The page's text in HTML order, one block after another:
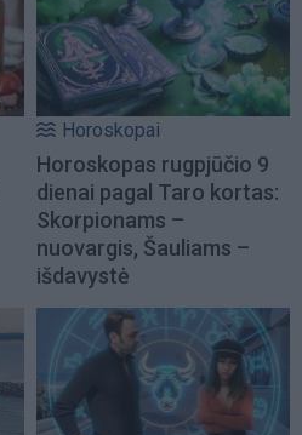
Horoskopai
Horoskopas rugpjūčio 9
dienai pagal Taro kortas:
Skorpionams –
nuovargis, Šauliams –
išdavystė